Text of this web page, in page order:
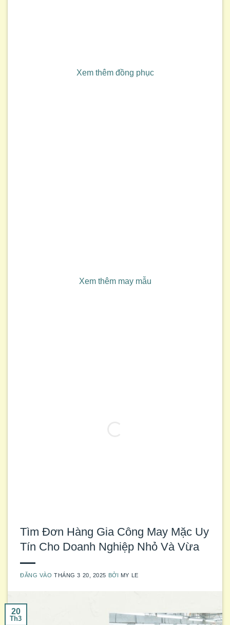
Xem thêm đồng phục
Xem thêm may mẫu
Tìm Đơn Hàng Gia Công May Mặc Uy
Tín Cho Doanh Nghiệp Nhỏ Và Vừa
ĐĂNG VÀOTHÁNG 3 20, 2025 BỞI MY LE
20
Th3